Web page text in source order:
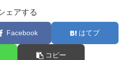
ェアする
Facebook はてブ
コピー